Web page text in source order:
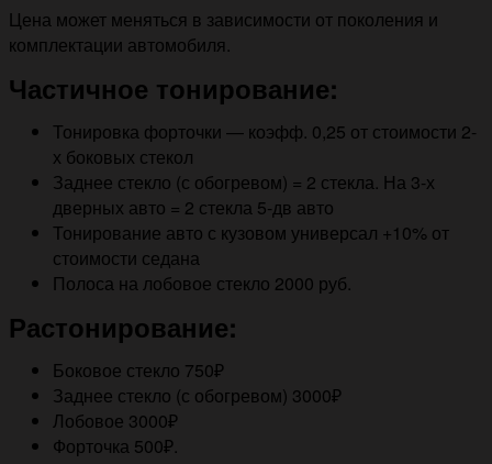
Цена может меняться в зависимости от поколения и
комплектации автомобиля.
Частичное тонирование:
Тонировка форточки — коэфф. 0,25 от стоимости 2-
х боковых стекол
Заднее стекло (с обогревом) = 2 стекла. На 3-х
дверных авто = 2 стекла 5-дв авто
Тонирование авто с кузовом универсал +10% от
стоимости седана
Полоса на лобовое стекло 2000 руб.
Растонирование:
Боковое стекло 750₽
Заднее стекло (с обогревом) 3000₽
Лобовое 3000₽
Форточка 500₽.